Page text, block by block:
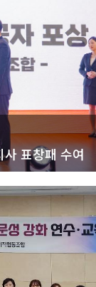
표창패 수여